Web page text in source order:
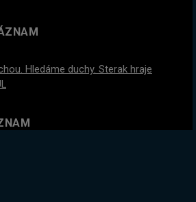
Hledáme duchy. Sterak hraje